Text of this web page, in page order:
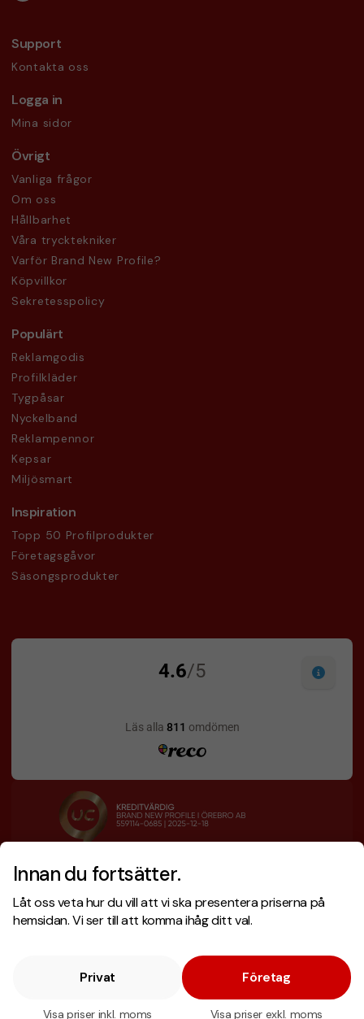
Innan du fortsätter.
Låt oss veta hur du vill att vi ska presentera priserna på
hemsidan. Vi ser till att komma ihåg ditt val.
Privat
Visa priser inkl. moms
Företag
Visa priser exkl. moms
Support
Kontakta oss
Logga in
Mina sidor
Övrigt
Vanliga frågor
Om oss
Hållbarhet
Våra trycktekniker
Varför Brand New Profile?
Köpvillkor
Sekretesspolicy
Populärt
Reklamgodis
Profilkläder
Tygpåsar
Nyckelband
Reklampennor
Kepsar
Miljösmart
Inspiration
Topp 50 Profilprodukter
Företagsgåvor
Säsongsprodukter
Designskiss inom 1 h
Fri offert
Snabb leverans
Copyright © 2026 . Brand New Profile AB